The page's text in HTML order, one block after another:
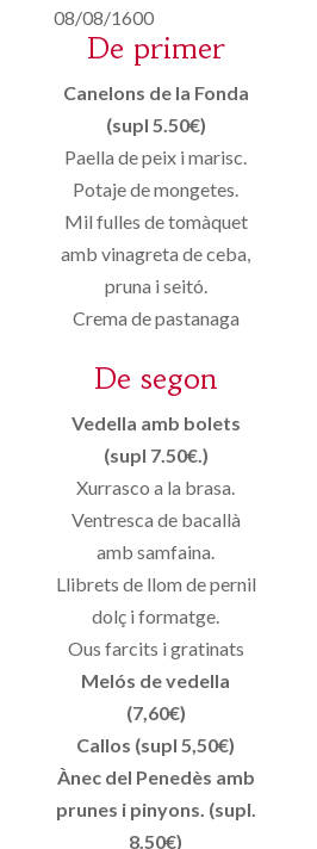
08/08/1600
De primer
Canelons de la Fonda
(supl 5.50€)
Paella de peix i marisc.
Potaje de mongetes.
Mil fulles de tomàquet
amb vinagreta de ceba,
pruna i seitó.
Crema de pastanaga
De segon
Vedella amb bolets
(supl 7.50€.)
Xurrasco a la brasa.
Ventresca de bacallà
amb samfaina.
Llibrets de llom de pernil
dolç i formatge.
Ous farcits i gratinats
Melós de vedella
(7,60€)
Callos (supl 5,50€)
Ànec del Penedès amb
prunes i pinyons. (supl.
8.50€)